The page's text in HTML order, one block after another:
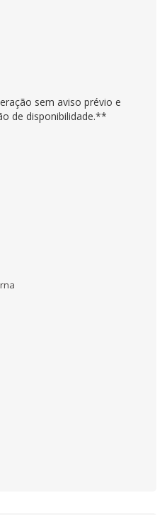
sem aviso prévio e
de disponibilidade.**